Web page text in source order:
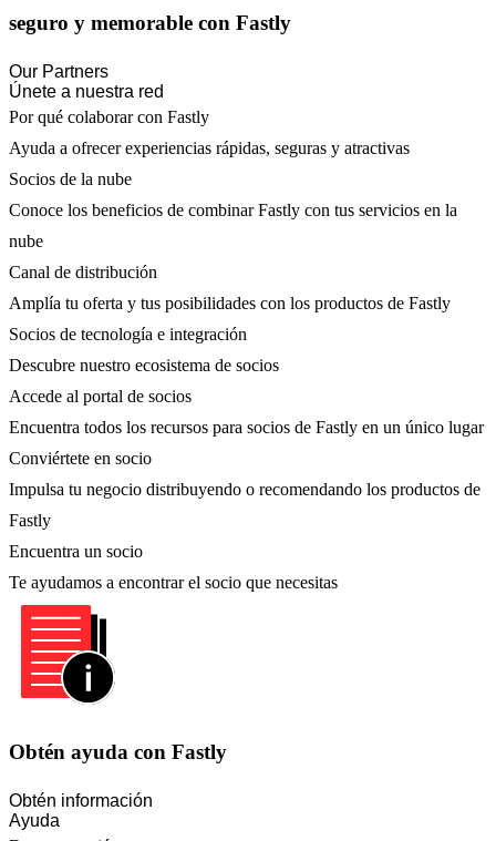
seguro y memorable con Fastly
Our Partners
Únete a nuestra red
Por qué colaborar con Fastly
Ayuda a ofrecer experiencias rápidas, seguras y atractivas
Socios de la nube
Conoce los beneficios de combinar Fastly con tus servicios en la
nube
Canal de distribución
Amplía tu oferta y tus posibilidades con los productos de Fastly
Socios de tecnología e integración
Descubre nuestro ecosistema de socios
Accede al portal de socios
Encuentra todos los recursos para socios de Fastly en un único lugar
Conviértete en socio
Impulsa tu negocio distribuyendo o recomendando los productos de
Fastly
Encuentra un socio
Te ayudamos a encontrar el socio que necesitas
Obtén ayuda con Fastly
Obtén información
Ayuda